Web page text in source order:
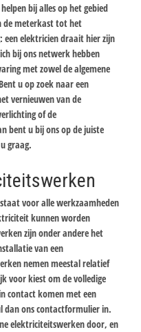
bij alles op het gebied
de meterkast tot het
een elektricien draait hier zijn
bij ons netwerk hebben
met zowel de algemene
u op zoek naar een
vernieuwen van de
of de
bent u bij ons op de juiste
graag.
voor alle werkzaamheden
kunnen worden
zijn onder andere het
van een
nemen meestal relatief
voor kiest om de volledige
contact komen met een
dan ons contactformulier in.
elektriciteitswerken door, en